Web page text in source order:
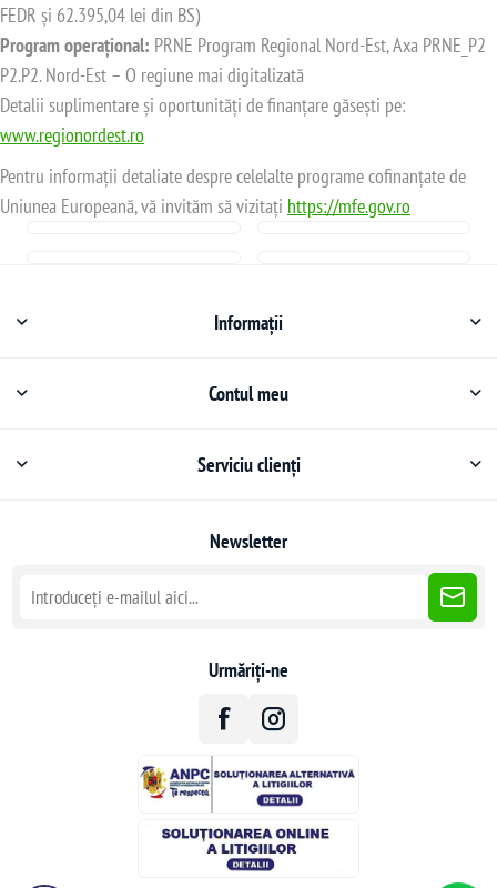
FEDR și 62.395,04 lei din BS)
Program operațional: PRNE Program Regional Nord-Est, Axa PRNE_P2
P2.P2. Nord-Est – O regiune mai digitalizată
Detalii suplimentare și oportunități de finanțare găsești pe:
www.regionordest.ro
Pentru informații detaliate despre celelalte programe cofinanțate de
Uniunea Europeană, vă invităm să vizitați https://mfe.gov.ro
Informații
Contul meu
Serviciu clienți
Newsletter
Urmăriți-ne